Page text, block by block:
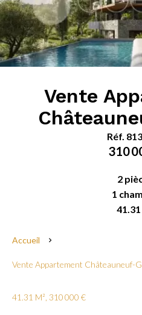
Vente
Réf.
310
2
1
41.31
Accueil
Vente Appartement Châteauneuf-
41.31 M², 310 000 €